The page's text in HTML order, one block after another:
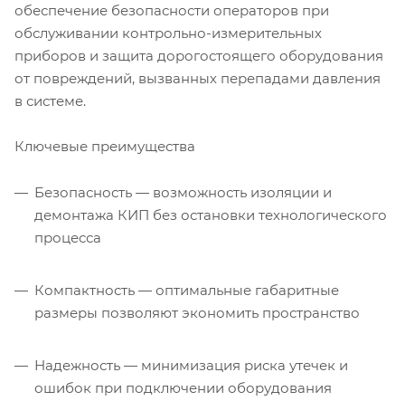
обеспечение безопасности операторов при
обслуживании контрольно-измерительных
приборов и защита дорогостоящего оборудования
от повреждений, вызванных перепадами давления
в системе.
Ключевые преимущества
Безопасность — возможность изоляции и
демонтажа КИП без остановки технологического
процесса
Компактность — оптимальные габаритные
размеры позволяют экономить пространство
Надежность — минимизация риска утечек и
ошибок при подключении оборудования